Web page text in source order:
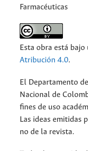
Farmacéuticas
Esta obra está
Atribución 4.0.
El Departamento
Nacional de
fines de uso
Las ideas emitidas
no de la revista.